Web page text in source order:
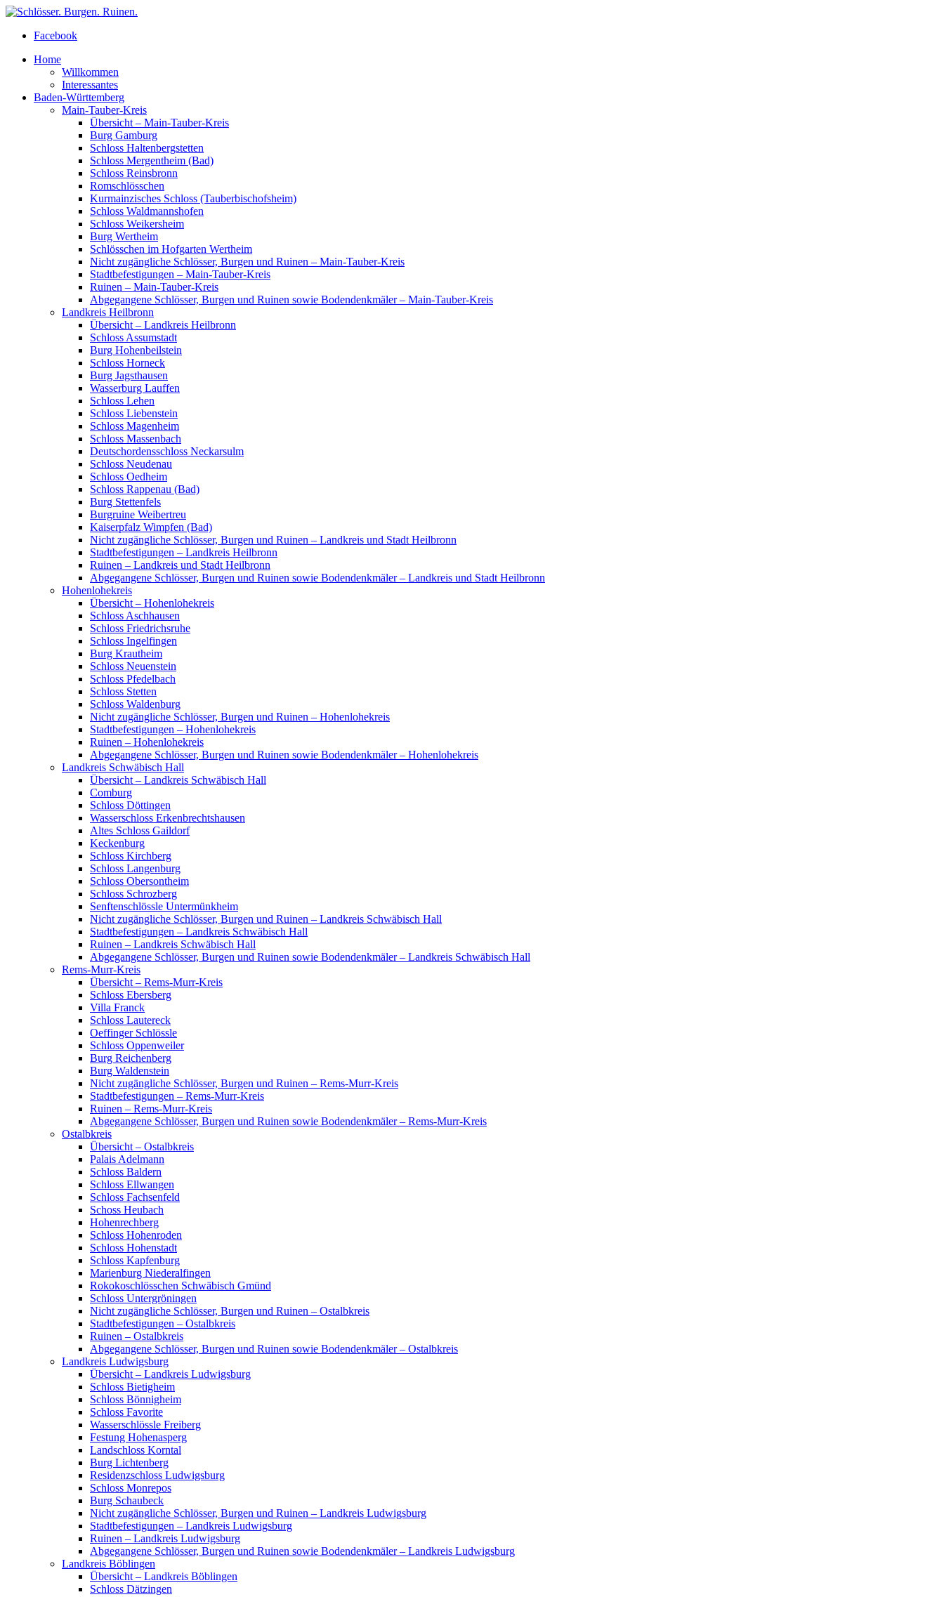
Facebook
Home
Willkommen
Interessantes
Baden-Württemberg
Main-Tauber-Kreis
Übersicht – Main-Tauber-Kreis
Burg Gamburg
Schloss Haltenbergstetten
Schloss Mergentheim (Bad)
Schloss Reinsbronn
Romschlösschen
Kurmainzisches Schloss (Tauberbischofsheim)
Schloss Waldmannshofen
Schloss Weikersheim
Burg Wertheim
Schlösschen im Hofgarten Wertheim
Nicht zugängliche Schlösser, Burgen und Ruinen – Main-Tauber-Kreis
Stadtbefestigungen – Main-Tauber-Kreis
Ruinen – Main-Tauber-Kreis
Abgegangene Schlösser, Burgen und Ruinen sowie Bodendenkmäler – Main-Tauber-Kreis
Landkreis Heilbronn
Übersicht – Landkreis Heilbronn
Schloss Assumstadt
Burg Hohenbeilstein
Schloss Horneck
Burg Jagsthausen
Wasserburg Lauffen
Schloss Lehen
Schloss Liebenstein
Schloss Magenheim
Schloss Massenbach
Deutschordensschloss Neckarsulm
Schloss Neudenau
Schloss Oedheim
Schloss Rappenau (Bad)
Burg Stettenfels
Burgruine Weibertreu
Kaiserpfalz Wimpfen (Bad)
Nicht zugängliche Schlösser, Burgen und Ruinen – Landkreis und Stadt Heilbronn
Stadtbefestigungen – Landkreis Heilbronn
Ruinen – Landkreis und Stadt Heilbronn
Abgegangene Schlösser, Burgen und Ruinen sowie Bodendenkmäler – Landkreis und Stadt Heilbronn
Hohenlohekreis
Übersicht – Hohenlohekreis
Schloss Aschhausen
Schloss Friedrichsruhe
Schloss Ingelfingen
Burg Krautheim
Schloss Neuenstein
Schloss Pfedelbach
Schloss Stetten
Schloss Waldenburg
Nicht zugängliche Schlösser, Burgen und Ruinen – Hohenlohekreis
Stadtbefestigungen – Hohenlohekreis
Ruinen – Hohenlohekreis
Abgegangene Schlösser, Burgen und Ruinen sowie Bodendenkmäler – Hohenlohekreis
Landkreis Schwäbisch Hall
Übersicht – Landkreis Schwäbisch Hall
Comburg
Schloss Döttingen
Wasserschloss Erkenbrechtshausen
Altes Schloss Gaildorf
Keckenburg
Schloss Kirchberg
Schloss Langenburg
Schloss Obersontheim
Schloss Schrozberg
Senftenschlössle Untermünkheim
Nicht zugängliche Schlösser, Burgen und Ruinen – Landkreis Schwäbisch Hall
Stadtbefestigungen – Landkreis Schwäbisch Hall
Ruinen – Landkreis Schwäbisch Hall
Abgegangene Schlösser, Burgen und Ruinen sowie Bodendenkmäler – Landkreis Schwäbisch Hall
Rems-Murr-Kreis
Übersicht – Rems-Murr-Kreis
Schloss Ebersberg
Villa Franck
Schloss Lautereck
Oeffinger Schlössle
Schloss Oppenweiler
Burg Reichenberg
Burg Waldenstein
Nicht zugängliche Schlösser, Burgen und Ruinen – Rems-Murr-Kreis
Stadtbefestigungen – Rems-Murr-Kreis
Ruinen – Rems-Murr-Kreis
Abgegangene Schlösser, Burgen und Ruinen sowie Bodendenkmäler – Rems-Murr-Kreis
Ostalbkreis
Übersicht – Ostalbkreis
Palais Adelmann
Schloss Baldern
Schloss Ellwangen
Schloss Fachsenfeld
Schoss Heubach
Hohenrechberg
Schloss Hohenroden
Schloss Hohenstadt
Schloss Kapfenburg
Marienburg Niederalfingen
Rokokoschlösschen Schwäbisch Gmünd
Schloss Untergröningen
Nicht zugängliche Schlösser, Burgen und Ruinen – Ostalbkreis
Stadtbefestigungen – Ostalbkreis
Ruinen – Ostalbkreis
Abgegangene Schlösser, Burgen und Ruinen sowie Bodendenkmäler – Ostalbkreis
Landkreis Ludwigsburg
Übersicht – Landkreis Ludwigsburg
Schloss Bietigheim
Schloss Bönnigheim
Schloss Favorite
Wasserschlössle Freiberg
Festung Hohenasperg
Landschloss Korntal
Burg Lichtenberg
Residenzschloss Ludwigsburg
Schloss Monrepos
Burg Schaubeck
Nicht zugängliche Schlösser, Burgen und Ruinen – Landkreis Ludwigsburg
Stadtbefestigungen – Landkreis Ludwigsburg
Ruinen – Landkreis Ludwigsburg
Abgegangene Schlösser, Burgen und Ruinen sowie Bodendenkmäler – Landkreis Ludwigsburg
Landkreis Böblingen
Übersicht – Landkreis Böblingen
Schloss Dätzingen